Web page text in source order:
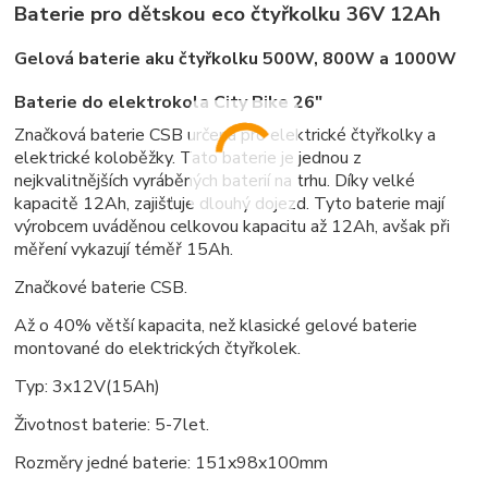
Baterie pro dětskou eco čtyřkolku 36V 12Ah
Gelová baterie aku čtyřkolku 500W, 800W a 1000W
Baterie do elektrokola City Bike 26"
Značková baterie CSB určená pro elektrické čtyřkolky a
elektrické koloběžky. Tato baterie je jednou z
nejkvalitnějších vyráběných baterií na trhu. Díky velké
kapacitě 12Ah, zajišťuje dlouhý dojezd. Tyto baterie mají
výrobcem uváděnou celkovou kapacitu až 12Ah, avšak při
měření vykazují téměř 15Ah.
Značkové baterie CSB.
Až o 40% větší kapacita, než klasické gelové baterie
montované do elektrických čtyřkolek.
Typ: 3x12V(15Ah)
Životnost baterie: 5-7let.
Rozměry jedné baterie: 151x98x100mm